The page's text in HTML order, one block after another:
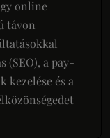
online
távon
(SEO), a pay-
kezelése és a